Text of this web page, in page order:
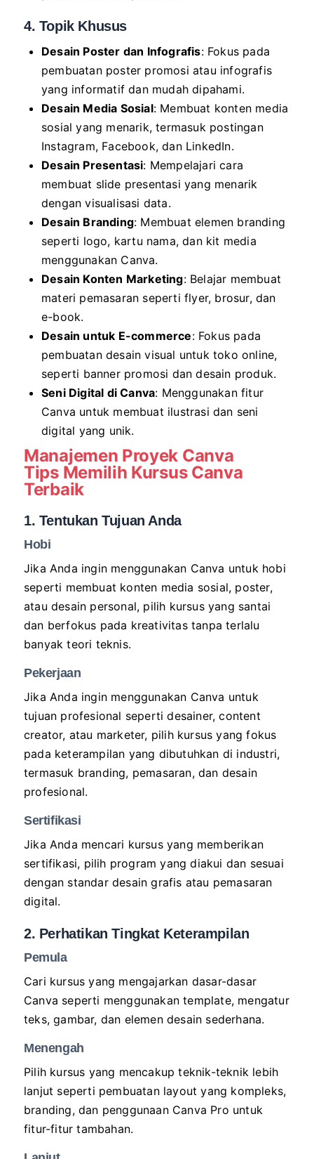
4. Topik Khusus
Desain Poster dan Infografis: Fokus pada
pembuatan poster promosi atau infografis
yang informatif dan mudah dipahami.
Desain Media Sosial: Membuat konten media
sosial yang menarik, termasuk postingan
Instagram, Facebook, dan LinkedIn.
Desain Presentasi: Mempelajari cara
membuat slide presentasi yang menarik
dengan visualisasi data.
Desain Branding: Membuat elemen branding
seperti logo, kartu nama, dan kit media
menggunakan Canva.
Desain Konten Marketing: Belajar membuat
materi pemasaran seperti flyer, brosur, dan
e-book.
Desain untuk E-commerce: Fokus pada
pembuatan desain visual untuk toko online,
seperti banner promosi dan desain produk.
Seni Digital di Canva: Menggunakan fitur
Canva untuk membuat ilustrasi dan seni
digital yang unik.
Manajemen Proyek Canva
Tips Memilih Kursus Canva
Terbaik
1. Tentukan Tujuan Anda
Hobi
Jika Anda ingin menggunakan Canva untuk hobi
seperti membuat konten media sosial, poster,
atau desain personal, pilih kursus yang santai
dan berfokus pada kreativitas tanpa terlalu
banyak teori teknis.
Pekerjaan
Jika Anda ingin menggunakan Canva untuk
tujuan profesional seperti desainer, content
creator, atau marketer, pilih kursus yang fokus
pada keterampilan yang dibutuhkan di industri,
termasuk branding, pemasaran, dan desain
profesional.
Sertifikasi
Jika Anda mencari kursus yang memberikan
sertifikasi, pilih program yang diakui dan sesuai
dengan standar desain grafis atau pemasaran
digital.
2. Perhatikan Tingkat Keterampilan
Pemula
Cari kursus yang mengajarkan dasar-dasar
Canva seperti menggunakan template, mengatur
teks, gambar, dan elemen desain sederhana.
Menengah
Pilih kursus yang mencakup teknik-teknik lebih
lanjut seperti pembuatan layout yang kompleks,
branding, dan penggunaan Canva Pro untuk
fitur-fitur tambahan.